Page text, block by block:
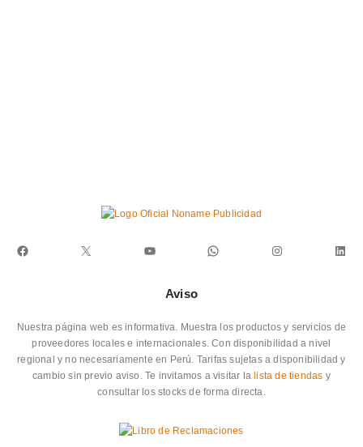
Facebook X YouTube WhatsApp Instagram
Aviso
Nuestra página web es informativa. Muestra los productos y servicios de
proveedores locales e internacionales. Con disponibilidad a nivel
regional y no necesariamente en Perú. Tarifas sujetas a disponibilidad y
cambio sin previo aviso. Te invitamos a visitar la lista de tiendas y
consultar los stocks de forma directa.